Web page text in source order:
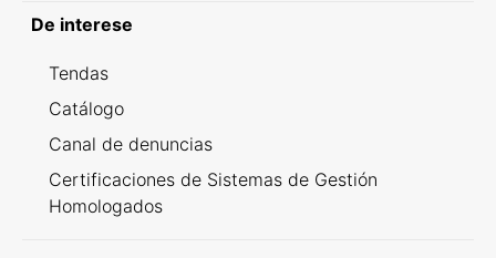
De interese
Tendas
Catálogo
Canal de denuncias
Certificaciones de Sistemas de Gestión
Homologados